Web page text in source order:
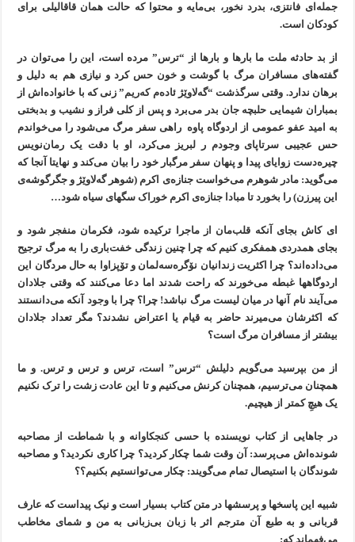
جملەای فانتزی، بدرد نخور، بی‌مایه و محتوا که حالت همان قاقالیلی برای
کودکان است.
از بد حادثە ملت ما بارها و بارها از “ترس” مردە است، این را می‌توان در
گفتەهای مسافران مرگ با گوشت و خون حس کرد و نیازی هم به دلیل و
برهان ندارد. وقتی سرگذشت “گەلاوێژ ئادەم کەریم” زنی که با خانوادەاش از
بمباران شیمایی حلبچه جان بدر می‌برد و پس از کلی فراز و نشیب و بدبختی
بە امید عفو عمومی از اردوگاه پاوه راهی سفر مرگ می‌شود را می‌خواندم
حس عجیبی سرتاپای وجودم ر لبریز می‌کرد، او با دقت یک رمان‌نویس
چیرەدست زوایای پیدا و پنهان سفر مرگبار خود را بیان می‌کند و نهایتا آنجا که
می‌گوید: مادر شوهرم می‌خواست جنازەی اکرم (شوهر گەلاوێژ و جگرگوشەی
این پیرزن) را بخورد تا مبادا جنازەی اکرم خوراک سگهای سیاه شود…
ای کاش بجای آنکه قلب‌مان از ماجرا ترکیدە شود، فکرمان منفجر شود و
بجای همدردی همفکری کنیم کە چرا چنین زندگی خفت‌باری را به مرگ ترجیح
می‌دادەاند؟ چرا اکثریت زندانیان نۆگرەسەلمان و تۆپزاوا به حال مردگان این
اردوگاهها غبطە می‌خورند کە راحت شدند اما دعا می‌کنند کە وقتی جلادان
می‌آیند نام آنها در میان لیست مرگ نباشد! چرا؟ چرا با وجود آنکه می‌دانستند
که اکثرشان می‌میرند حاضر به قیام یا اعتراض نشدند؟ مگر تعداد جلادان
بیشتر از مسافران مرگ است؟
از من بپرسید می‌گویم دلیلش “ترس” است، ترس و ترس و ترس. و ما
همچنان می‌ترسیم، همچنان کرنش می‌کنیم و تا این عادت زشت را ترک نکنیم
یک هیچِ کمتر از هیچیم.
در جاهایی از کتاب نویسنده با حسی کنجکاوانە و با شماطت از مصاحبه
شوندەاش می‌پرسد: آن وقت شما چکار کردید؟ چرا کاری نکردید؟ و مصاحبە
شوندگان با استیصال تمام می‌گویند: چکار می‌توانستیم بکنیم؟؟
شبیه این پاسخها و پرسشها در متن کتاب بسیار است و نیک پیداست که عارف
قربانی و به طبع آن مترجم اثر با زبان بی‌زبانی به من و شمای مخاطب
می‌فهماند که: